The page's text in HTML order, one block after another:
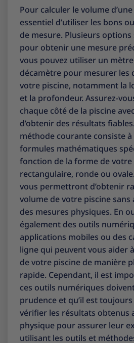
Pour calculer le volume
essentiel d’utiliser les bons
de mesure. Plusieurs
pour obtenir une mesure
vous pouvez utiliser un
décamètre pour mesurer les
votre piscine, notamment la
et la profondeur. Assurez-
chaque côté de la piscine
d’obtenir des résultats
méthode courante consiste
formules mathématiques
fonction de la forme de votre
rectangulaire, ronde ou
vous permettront d’obtenir
volume de votre piscine
des mesures physiques. En
également des outils
applications mobiles ou des
ligne qui peuvent vous aider
de votre piscine de manière
rapide. Cependant, il est
ces outils numériques
prudence et qu’il est
vérifier les résultats obtenus
physique pour assurer leur
utilisant les outils et